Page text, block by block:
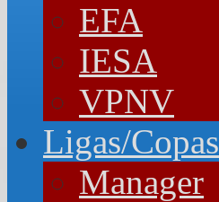
EFA
IESA
VPNV
Ligas/Copas
Manager